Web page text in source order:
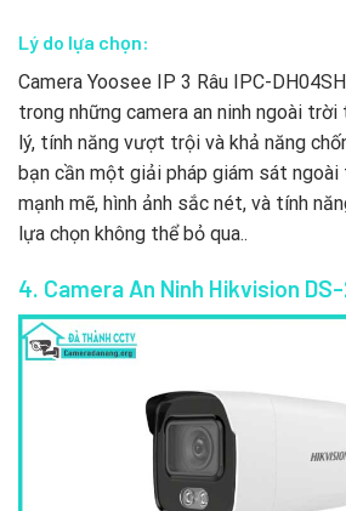
Lý do lựa chọn:
Camera Yoosee IP 3 Râu IPC-
trong những camera an ninh ngoài
lý, tính năng vượt trội và khả năng
bạn cần một giải pháp giám sát
mạnh mẽ, hình ảnh sắc nét, và tính
lựa chọn không thể bỏ qua..
4. Camera An Ninh Hikvision